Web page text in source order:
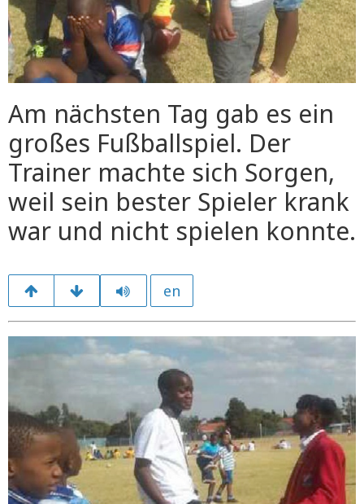
Am nächsten Tag gab es ein
großes Fußballspiel. Der
Trainer machte sich Sorgen,
weil sein bester Spieler krank
war und nicht spielen konnte.
en